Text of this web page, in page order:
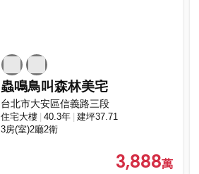
蟲鳴鳥叫森林美宅
台北市大安區信義路三段
住宅大樓 40.3年 建坪37.71
3房(室)2廳2衛
3,888